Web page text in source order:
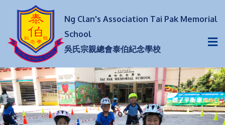
Ng Clan's Association Tai Pak Memorial
School
吳氏宗親總會泰伯紀念學校